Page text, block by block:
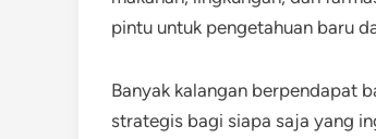
pintu untuk pengetahuan baru
Banyak kalangan berpendapat
strategis bagi siapa saja yang